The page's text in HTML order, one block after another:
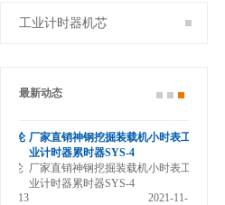
工业计时器机芯
最新动态
厂家直销神钢挖掘装载机小时表工
业计时器累时器SYS-4
厂家直销神钢挖掘装载机小时表工
业计时器累时器SYS-4
2021-11-13